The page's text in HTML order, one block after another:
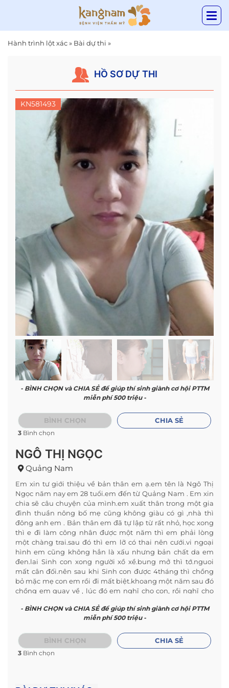
Hành trình lột xác» Bài dự thi »
HỒ SƠ DỰ THI
KN581493
- BÌNH CHỌN và CHIA SẺ để giúp thí sinh giành cơ hội PTTM
miễn phí 500 triệu -
BÌNH CHỌN
3 Bình chọn
CHIA SẺ
NGÔ THỊ NGỌC
Quảng Nam
Em xin tư giới thiệu về bản thân em ạ.em tên là Ngô Thị
Ngọc năm nay em 28 tuổi.em đến từ Quảng Nam . Em xin
chia sẽ câu chuyện của mình.em xuất thân trong một gia
đình thuần nông bố mẹ cũng không giàu có gì ,nhà thì
đông anh em . Bản thân em đã tự lập từ rất nhỏ, học xong
thì e đi làm công nhân được một năm thì em phải lòng
một chàng trai.sau đó thì em lỡ có thai nên cưới.vi ngoại
hình em cũng không hẳn là xấu nhưng bản chất da em
đen.lai Sinh con xong người xồ xề.bung mở thì tớ.nguoi
mất cân đối.nên sau khi Sinh con được 4tháng thì chồng
bỏ mặc mẹ con em rồi đi mất biệt.khoang một năm sau đó
chồng em quay về , lúc đó em nghĩ cho con, rồi nghĩ cho
chồng.hanh phúc đã không mỉm cười với em.e quay lại với
chồng cũng hạnh phúc được thời gian đầu khoảng vài
sinh tât đánh đập em.khoang thời gian này kinh tế hai vợ
chồng rất khó khăn.vi ở nhà trọ mà công việc thì không ổn
định.nên hai vợ chồng xảy ra mâu thuẫn thường xuyên .
- BÌNH CHỌN và CHIA SẺ để giúp thí sinh giành cơ hội PTTM
miễn phí 500 triệu -
BÌNH CHỌN
3 Bình chọn
CHIA SẺ